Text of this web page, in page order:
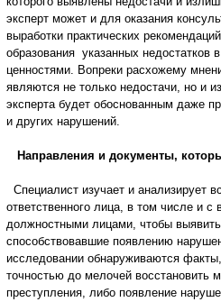
эксперт может и для оказания
выработки практических
образования указанных недостатков
ценностями. Вопреки расхожему
являются не только недостачи, но и
эксперта будет обоснованным даже
и других нарушений.
Направления и документы,
Специалист изучает и анализирует
ответственного лица, в том числе и
должностными лицами, чтобы
способствовавшие появлению
исследовании обнаруживаются
точностью до мелочей восстановить
преступления, либо появление